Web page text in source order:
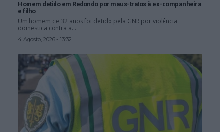
Homem detido em Redondo por maus-tratos à ex-companheira
e filho
Um homem de 32 anos foi detido pela GNR por violência
doméstica contra a...
4 Agosto, 2026 - 13:32